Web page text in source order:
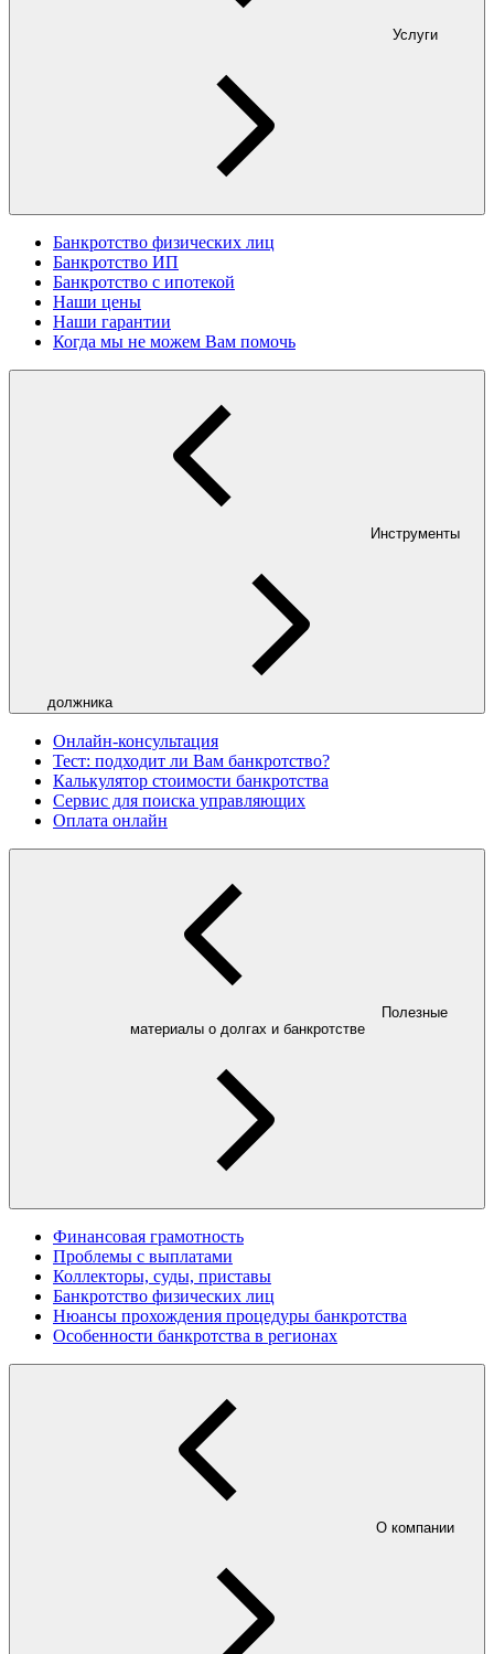
Услуги
Банкротство физических лиц
Банкротство ИП
Банкротство с ипотекой
Наши цены
Наши гарантии
Когда мы не можем Вам помочь
Инструменты
должника
Онлайн-консультация
Тест: подходит ли Вам банкротство?
Калькулятор стоимости банкротства
Сервис для поиска управляющих
Оплата онлайн
Полезные
материалы о долгах и банкротстве
Финансовая грамотность
Проблемы с выплатами
Коллекторы, суды, приставы
Банкротство физических лиц
Нюансы прохождения процедуры банкротства
Особенности банкротства в регионах
О компании